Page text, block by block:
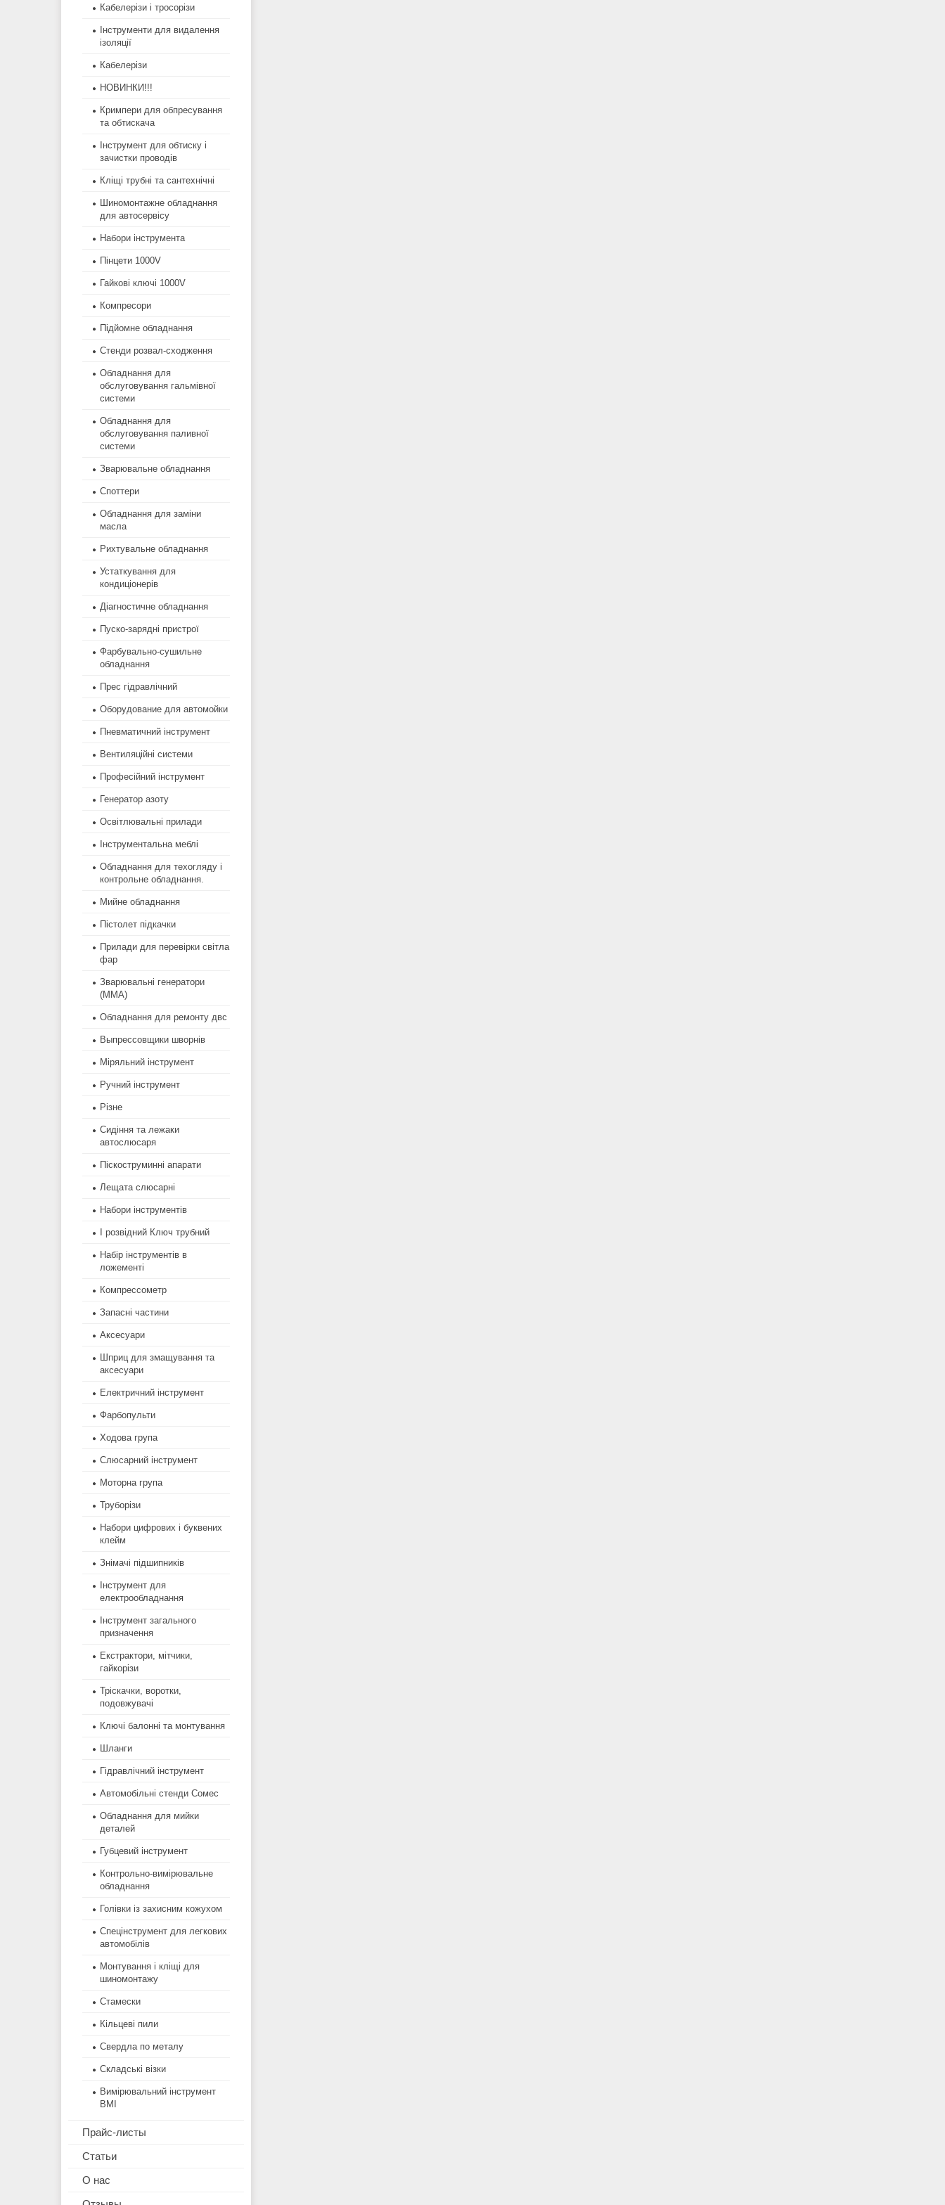
Кабелерізи і тросорізи
Інструменти для видалення
ізоляції
Кабелерізи
НОВИНКИ!!!
Кримпери для обпресування
та обтискача
Інструмент для обтиску і
зачистки проводів
Кліщі трубні та сантехнічні
Шиномонтажне обладнання
для автосервісу
Набори інструмента
Пінцети 1000V
Гайкові ключі 1000V
Компресори
Підйомне обладнання
Стенди розвал-сходження
Обладнання для
обслуговування гальмівної
системи
Обладнання для
обслуговування паливної
системи
Зварювальне обладнання
Споттери
Обладнання для заміни
масла
Рихтувальне обладнання
Устаткування для
кондиціонерів
Діагностичне обладнання
Пуско-зарядні пристрої
Фарбувально-сушильне
обладнання
Прес гідравлічний
Оборудование для автомойки
Пневматичний інструмент
Вентиляційні системи
Професійний інструмент
Генератор азоту
Освітлювальні прилади
Інструментальна меблі
Обладнання для техогляду і
контрольне обладнання.
Мийне обладнання
Пістолет підкачки
Прилади для перевірки світла
фар
Зварювальні генератори
(MMA)
Обладнання для ремонту двс
Выпрессовщики шворнів
Міряльний інструмент
Ручний інструмент
Різне
Сидіння та лежаки
автослюсаря
Піскоструминні апарати
Лещата слюсарні
Набори інструментів
І розвідний Ключ трубний
Набір інструментів в
ложементі
Компрессометр
Запасні частини
Аксесуари
Шприц для змащування та
аксесуари
Електричний інструмент
Фарбопульти
Ходова група
Слюсарний інструмент
Моторна група
Труборізи
Набори цифрових і буквених
клейм
Знімачі підшипників
Інструмент для
електрообладнання
Інструмент загального
призначення
Екстрактори, мітчики,
гайкорізи
Тріскачки, воротки,
подовжувачі
Ключі балонні та монтування
Шланги
Гідравлічний інструмент
Автомобільні стенди Сомес
Обладнання для мийки
деталей
Губцевий інструмент
Контрольно-вимірювальне
обладнання
Голівки із захисним кожухом
Спецінструмент для легкових
автомобілів
Монтування і кліщі для
шиномонтажу
Стамески
Кільцеві пили
Свердла по металу
Складські візки
Вимірювальний інструмент
BMI
Прайс-листы
Статьи
О нас